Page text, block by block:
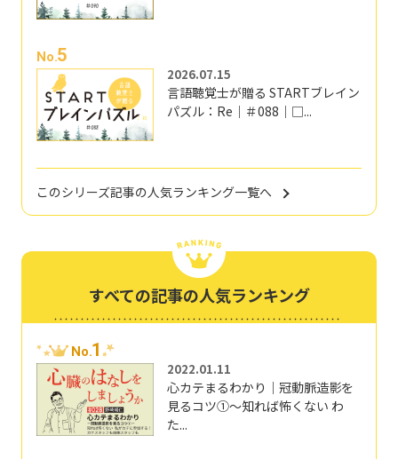
No.5
2026.07.15
言語聴覚士が贈る STARTブレイン
パズル：Re｜＃088｜□...
このシリーズ記事の人気ランキング一覧へ
すべての記事の人気ランキング
No.1
2022.01.11
心カテまるわかり｜冠動脈造影を
見るコツ①～知れば怖くない わ
た...